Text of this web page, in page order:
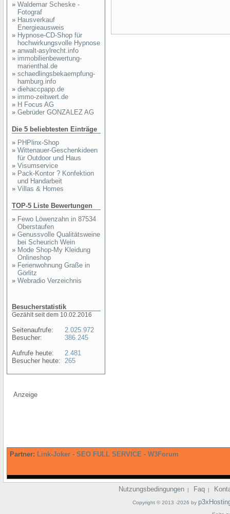
» Waldemar Scheske -
Fotograf
» Hausverkauf
Energieausweis
» Hypnose-CD-Shop für
hochwirkungsvolle Hypnose
» anwalt-asylrecht.info
» immobilienbewertung-
marienthal.de
» schaedlingsbekaempfung-
hamburg.info
» diehaccpapp.de
» immo-zeitwert.de
» H Focus AG
» Gebrüder GONZALEZ AG
Die 5 beliebtesten Einträge
» PHPlinx-Shop
» Wittenauer-Geschenkideen
für Outdoor und Haus
» Visumservice
» Pack-Kontor ? Konfektion
und Handarbeit
» Villas & Homes
TOP-5 Liste Bewertungen
» Fewo Löwenzahn in 87534
Oberstaufen
» Genussvolle Qualitätsweine
bei Scheurich Wein
» Mode Shop-My Kleidung
Onlineshop
» Ferienwohnung Graße in
Görlitz
» Webradio Verzeichnis
Besucherstatistik
Gezählt seit dem 10.02.2016
Seitenaufrufe:
Besucher:
Aufrufe heute:
Besucher heute:
2.025.972
386.245
2.481
265
Anzeige
Partner: Link-Joker - SEO FULL SERVICE - W3Forum
Nutzungsbedingungen | Faq |
Copyright © 2013 -2026 by